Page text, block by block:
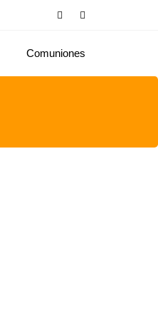
Comuniones